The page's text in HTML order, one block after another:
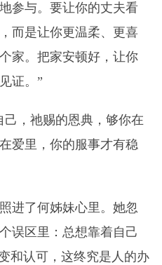
参与。要让你的丈夫看
而是让你更温柔、更喜
家。把家安顿好，让你
证。”
己，祂赐的恩典，够你在
爱里，你的服事才有稳
进了何姊妹心里。她忽
误区里：总想靠着自己
和认可，这终究是人的办